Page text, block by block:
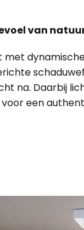
van
met
na. Daarbij
een